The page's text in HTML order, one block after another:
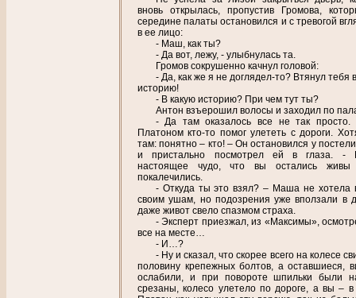
вновь открылась, пропустив Громова,
середине палаты остановился и с тревогой
в ее лицо:
- Маш, как ты?
- Да вот, лежу, - улыбнулась та.
Громов сокрушенно качнул головой:
- Да, как же я не доглядел-то? Втянул тебя
историю!
- В какую историю? При чем тут ты?
Антон взъерошил волосы и заходил по
- Да там оказалось все не так
Платоном кто-то помог улететь с дороги.
там: понятно – кто! – Он остановился у
и пристально посмотрел ей в глаза. -
настоящее чудо, что вы остались
покалечились.
- Откуда ты это взял? – Маша не хотела
своим ушам, но подозрения уже вползали в
даже живот свело спазмом страха.
- Эксперт приезжал, из «Максимы»,
все на месте…
- И…?
- Ну и сказал, что скорее всего на колесе
половину крепежных болтов, а оставшиеся,
ослабили, и при повороте шпильки были
срезаны, колесо улетело по дороге, а вы – в